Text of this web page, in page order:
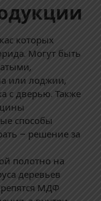
которых
Могут быть
или лоджии,
с дверью. Также
способы
– решение за
полотно на
деревьев
МДФ